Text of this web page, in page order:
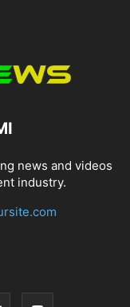
news and videos
industry.